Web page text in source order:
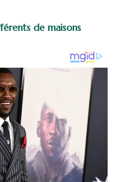
de maisons